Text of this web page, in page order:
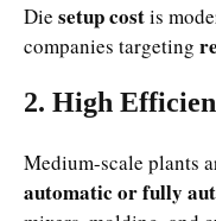
Die setup costis
companies targeting
2. High
Medium-scale plants
automatic or fully